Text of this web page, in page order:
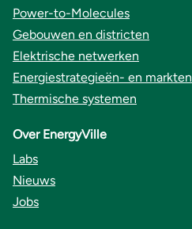
Power-to-Molecules
Gebouwen en districten
Elektrische netwerken
Energiestrategieën- en markten
Thermische systemen
Over EnergyVille
Labs
Nieuws
Jobs